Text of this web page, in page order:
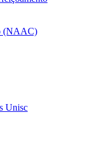
(NAAC)
Unisc